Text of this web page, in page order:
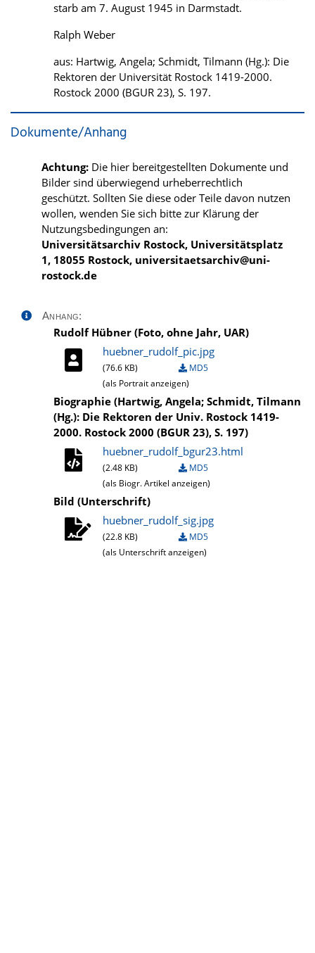
starb am 7. August 1945 in Darmstadt.
Ralph Weber
aus: Hartwig, Angela; Schmidt, Tilmann (Hg.): Die
Rektoren der Universität Rostock 1419-2000.
Rostock 2000 (BGUR 23), S. 197.
Dokumente/Anhang
Achtung: Die hier bereitgestellten Dokumente und
Bilder sind überwiegend urheberrechtlich
geschützt. Sollten Sie diese oder Teile davon nutzen
wollen, wenden Sie sich bitte zur Klärung der
Nutzungsbedingungen an:
Universitätsarchiv Rostock, Universitätsplatz
1, 18055 Rostock, universitaetsarchiv@uni-
rostock.de
Anhang:
Rudolf Hübner (Foto, ohne Jahr, UAR)
huebner_rudolf_pic.jpg
(76.6 KB)
MD5
(als Portrait anzeigen)
Biographie (Hartwig, Angela; Schmidt, Tilmann
(Hg.): Die Rektoren der Univ. Rostock 1419-
2000. Rostock 2000 (BGUR 23), S. 197)
huebner_rudolf_bgur23.html
(2.48 KB)
MD5
(als Biogr. Artikel anzeigen)
Bild (Unterschrift)
huebner_rudolf_sig.jpg
(22.8 KB)
MD5
(als Unterschrift anzeigen)